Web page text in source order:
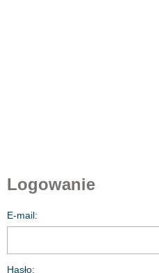
Logowanie
E-mail:
Hasło: